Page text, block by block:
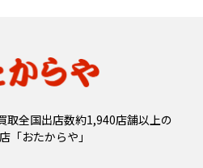
取全国出店数約1,940店舗以上の
「おたからや」